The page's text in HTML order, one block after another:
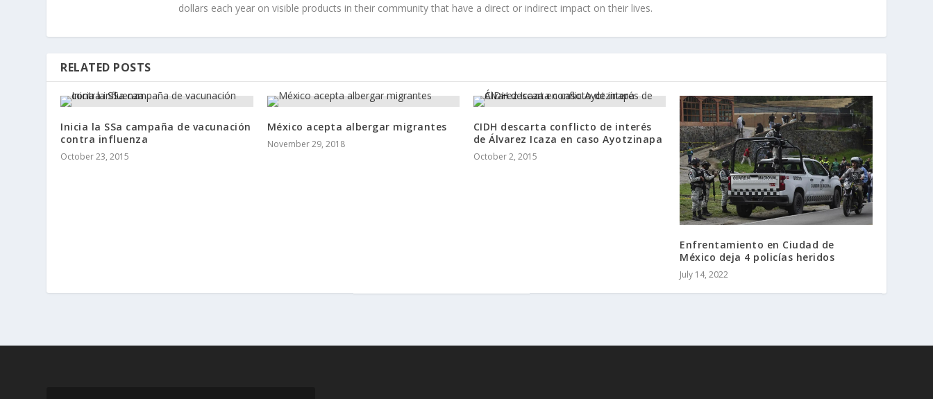
dollars each year on visible products in their community that have a direct or indirect impact on their lives.
RELATED POSTS
Inicia la SSa campaña de vacunación
contra influenza
October 23, 2015
México acepta albergar migrantes
November 29, 2018
CIDH descarta conflicto de interés
de Álvarez Icaza en caso Ayotzinapa
October 2, 2015
Enfrentamiento en Ciudad de
México deja 4 policías heridos
July 14, 2022